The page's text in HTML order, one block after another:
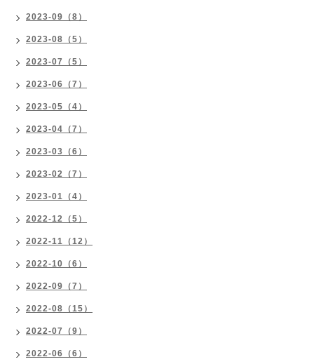
2023-09（8）
2023-08（5）
2023-07（5）
2023-06（7）
2023-05（4）
2023-04（7）
2023-03（6）
2023-02（7）
2023-01（4）
2022-12（5）
2022-11（12）
2022-10（6）
2022-09（7）
2022-08（15）
2022-07（9）
2022-06（6）